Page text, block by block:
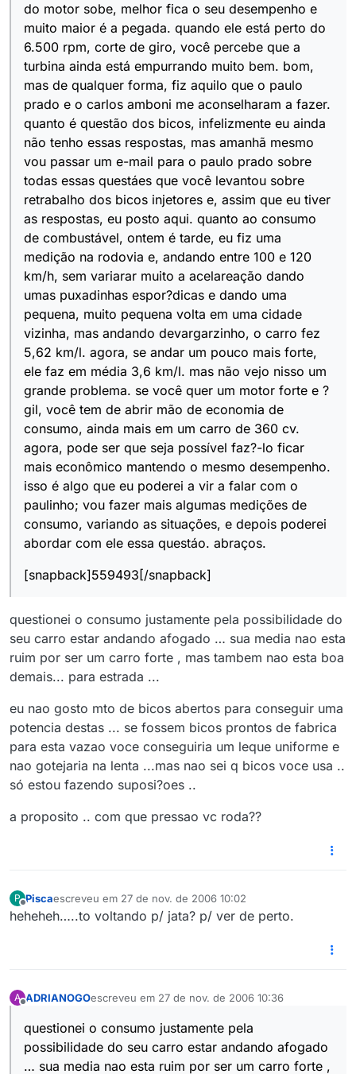
do motor sobe, melhor fica o seu desempenho e
muito maior é a pegada. quando ele está perto do
6.500 rpm, corte de giro, você percebe que a
turbina ainda está empurrando muito bem. bom,
mas de qualquer forma, fiz aquilo que o paulo
prado e o carlos amboni me aconselharam a fazer.
quanto é questão dos bicos, infelizmente eu ainda
não tenho essas respostas, mas amanhã mesmo
vou passar um e-mail para o paulo prado sobre
todas essas questáes que você levantou sobre
retrabalho dos bicos injetores e, assim que eu tiver
as respostas, eu posto aqui. quanto ao consumo
de combustável, ontem é tarde, eu fiz uma
medição na rodovia e, andando entre 100 e 120
km/h, sem variarar muito a acelareação dando
umas puxadinhas espor?dicas e dando uma
pequena, muito pequena volta em uma cidade
vizinha, mas andando devargarzinho, o carro fez
5,62 km/l. agora, se andar um pouco mais forte,
ele faz em média 3,6 km/l. mas não vejo nisso um
grande problema. se você quer um motor forte e ?
gil, você tem de abrir mão de economia de
consumo, ainda mais em um carro de 360 cv.
agora, pode ser que seja possível faz?-lo ficar
mais econômico mantendo o mesmo desempenho.
isso é algo que eu poderei a vir a falar com o
paulinho; vou fazer mais algumas medições de
consumo, variando as situações, e depois poderei
abordar com ele essa questáo. abraços.
[snapback]559493[/snapback]
questionei o consumo justamente pela possibilidade do
seu carro estar andando afogado … sua media nao esta
ruim por ser um carro forte , mas tambem nao esta boa
demais... para estrada ...
eu nao gosto mto de bicos abertos para conseguir uma
potencia destas ... se fossem bicos prontos de fabrica
para esta vazao voce conseguiria um leque uniforme e
nao gotejaria na lenta ...mas nao sei q bicos voce usa ..
só estou fazendo suposi?oes ..
a proposito .. com que pressao vc roda??
P
Offline
Piscaescreveu em 27 de nov. de 2006 10:02
última edição por
heheheh…..to voltando p/ jata? p/ ver de perto.
A ADRIANOGOescreveu em 27 de nov. de 2006 10:36
última edição por
questionei o consumo justamente pela
possibilidade do seu carro estar andando afogado
… sua media nao esta ruim por ser um carro forte ,